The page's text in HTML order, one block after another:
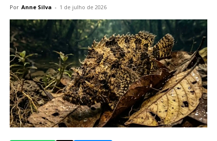
Por Anne Silva - 1 de julho de 2026